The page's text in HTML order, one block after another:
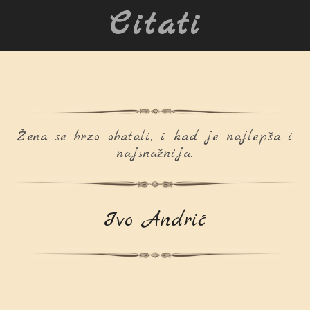
Citati
Žena se brzo obatali, i kad je najlepša i
najsnažnija.
Ivo Andrić